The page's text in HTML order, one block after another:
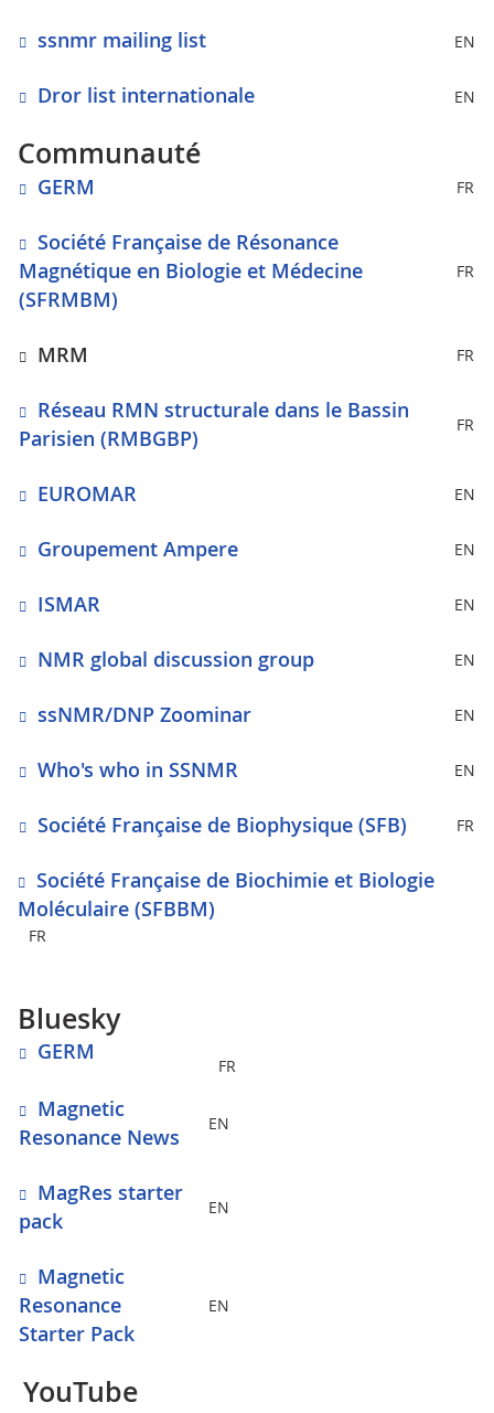
ssnmr mailing list EN
Dror list internationale EN
Communauté
GERM FR
Société Française de Résonance
Magnétique en Biologie et Médecine
(SFRMBM)
FR
MRM FR
Réseau RMN structurale dans le Bassin
Parisien (RMBGBP)
FR
EUROMAR EN
Groupement Ampere EN
ISMAR EN
NMR global discussion group EN
ssNMR/DNP Zoominar EN
Who's who in SSNMR EN
Société Française de Biophysique (SFB) FR
Société Française de Biochimie et Biologie
Moléculaire (SFBBM)
FR
Bluesky
GERM
FR
Magnetic
Resonance News
EN
MagRes starter
pack
EN
Magnetic
Resonance
Starter Pack
EN
YouTube